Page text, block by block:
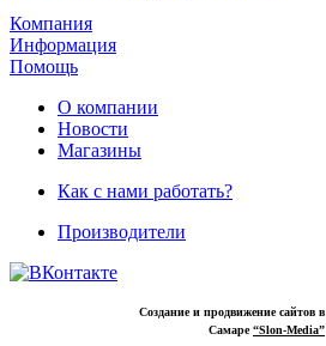
Компания
Информация
Помощь
О компании
Новости
Магазины
Как с нами работать?
Производители
Создание и продвижение сайтов в
Самаре“Slon-Media”